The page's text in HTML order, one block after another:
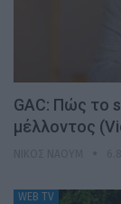
GAC: Πώς το
μέλλοντος
WEB TV